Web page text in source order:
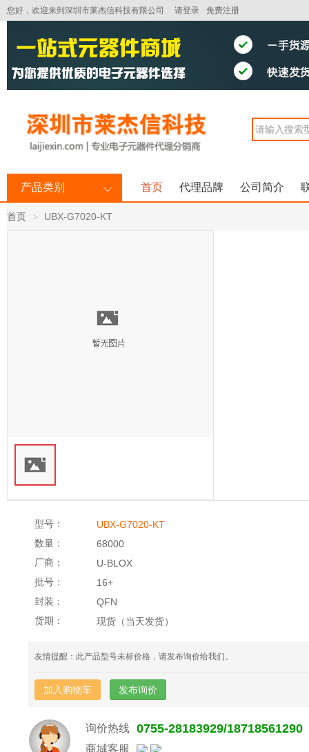
您好，欢迎来到深圳市莱杰信科技有限公司 请登录 免费注册
产品类别 首页 代理品牌 公司简介
首页 UBX-G7020-KT
型号： UBX-G7020-KT
数量： 68000
厂商： U-BLOX
批号： 16+
封装： QFN
货期： 现货（当天发货）
友情提醒：此产品型号未标价格，请发布询价给我们。
加入购物车 发布询价
询价热线 0755-28183929/18718561290
商城客服